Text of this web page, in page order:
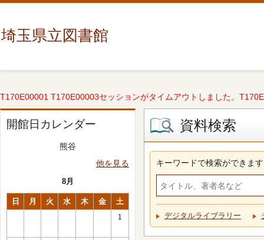
埼玉県立図書館
T170E00001 T170E00003セッションがタイムアウトしました。
開館日カレンダー
熊谷
他を見る
8月
日 月 火 水 木 金 土
1
資料検索
キーワードで検索ができます
デジタルライブラリー